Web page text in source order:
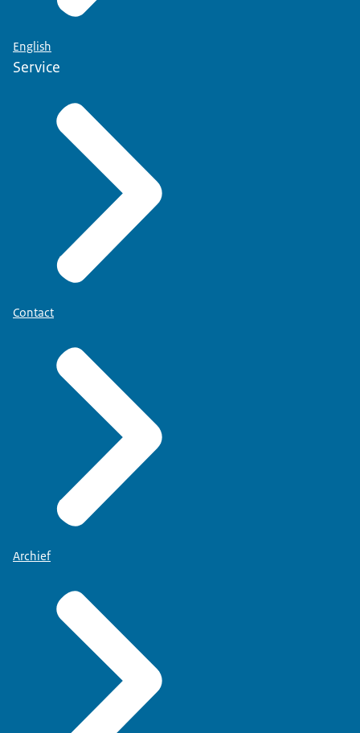
English
Service
Contact
Archief